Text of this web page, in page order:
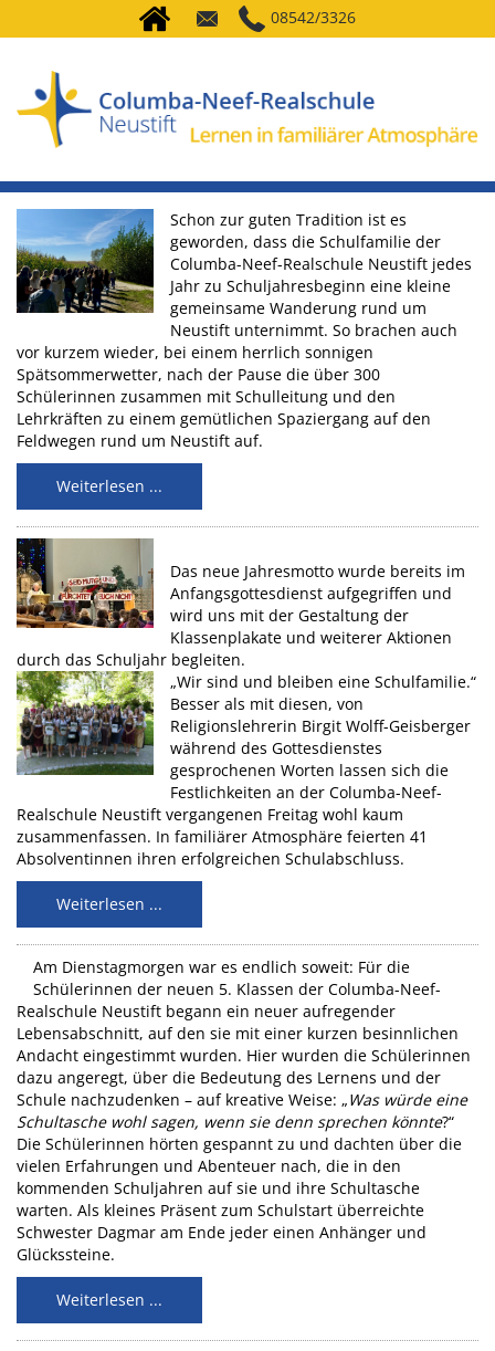
08542/3326
Schon zur guten Tradition ist es
geworden, dass die Schulfamilie der
Columba-Neef-Realschule Neustift jedes
Jahr zu Schuljahresbeginn eine kleine
gemeinsame Wanderung rund um
Neustift unternimmt. So brachen auch
vor kurzem wieder, bei einem herrlich sonnigen
Spätsommerwetter, nach der Pause die über 300
Schülerinnen zusammen mit Schulleitung und den
Lehrkräften zu einem gemütlichen Spaziergang auf den
Feldwegen rund um Neustift auf.
Weiterlesen ...
Das neue Jahresmotto wurde bereits im
Anfangsgottesdienst aufgegriffen und
wird uns mit der Gestaltung der
Klassenplakate und weiterer Aktionen
durch das Schuljahr begleiten.
„Wir sind und bleiben eine Schulfamilie.“
Besser als mit diesen, von
Religionslehrerin Birgit Wolff-Geisberger
während des Gottesdienstes
gesprochenen Worten lassen sich die
Festlichkeiten an der Columba-Neef-
Realschule Neustift vergangenen Freitag wohl kaum
zusammenfassen. In familiärer Atmosphäre feierten 41
Absolventinnen ihren erfolgreichen Schulabschluss.
Weiterlesen ...
Am Dienstagmorgen war es endlich soweit: Für die
Schülerinnen der neuen 5. Klassen der Columba-Neef-
Realschule Neustift begann ein neuer aufregender
Lebensabschnitt, auf den sie mit einer kurzen besinnlichen
Andacht eingestimmt wurden. Hier wurden die Schülerinnen
dazu angeregt, über die Bedeutung des Lernens und der
Schule nachzudenken – auf kreative Weise: „Was würde eine
Schultasche wohl sagen, wenn sie denn sprechen könnte?“
Die Schülerinnen hörten gespannt zu und dachten über die
vielen Erfahrungen und Abenteuer nach, die in den
kommenden Schuljahren auf sie und ihre Schultasche
warten. Als kleines Präsent zum Schulstart überreichte
Schwester Dagmar am Ende jeder einen Anhänger und
Glückssteine.
Weiterlesen ...